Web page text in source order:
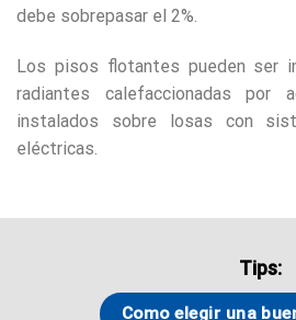
debe sobrepasar el 2%.
Los pisos flotantes pueden ser
radiantes calefaccionadas por
instalados sobre losas con
eléctricas.
Tips:
Como elegir una